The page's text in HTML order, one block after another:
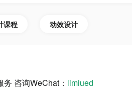
课程 动效设计
咨询WeChat： limiued